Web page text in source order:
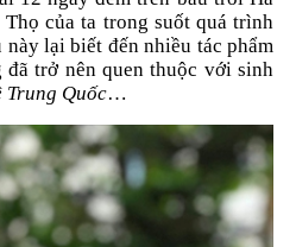
của ta trong suốt quá trình
lại biết đến nhiều tác phẩm
trở nên quen thuộc với sinh
Trung Quốc…